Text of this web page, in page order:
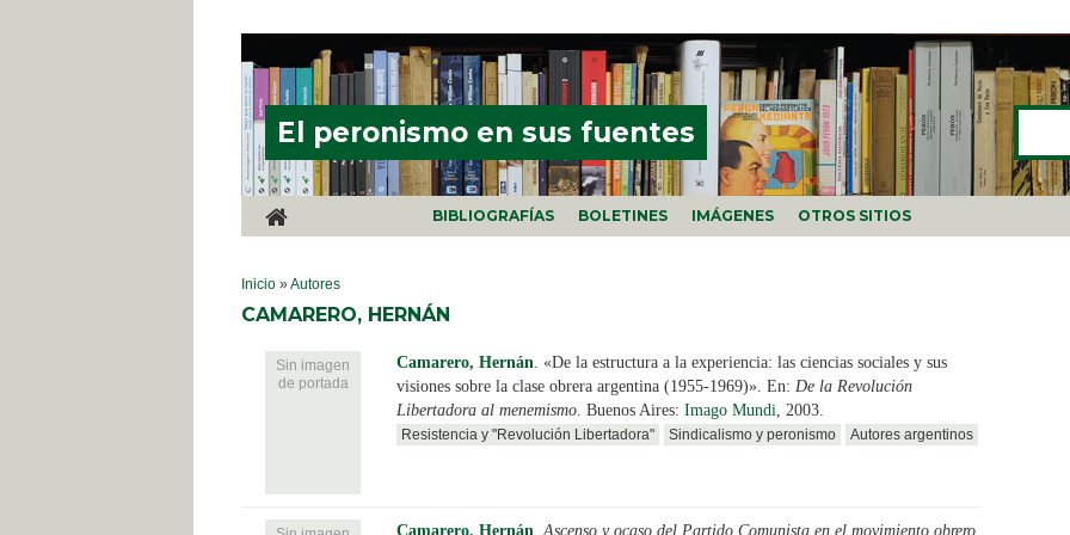
El peronismo en sus fuentes
Buscar
BIBLIOGRAFÍAS BOLETINES IMÁGENES OTROS SITIOS
SE ENCUENTRA USTED AQUÍ
Inicio »Autores
CAMARERO, HERNÁN
Sin imagen
de portada
Camarero, Hernán. «De la estructura a la experiencia: las ciencias sociales y sus
visiones sobre la clase obrera argentina (1955-1969)». En: De la Revolución
Libertadora al menemismo. Buenos Aires: Imago Mundi, 2003.
Resistencia y "Revolución Libertadora" Sindicalismo y peronismo Autores argentinos
Camarero, Hernán.Ascenso y ocaso del Partido Comunista en el movimiento obrero